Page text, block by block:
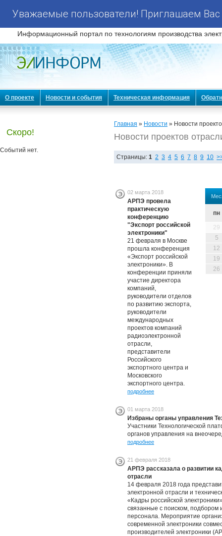
Уважаемые пользователи! Приглашаем
Информационный портал по технологиям производства
О проекте Новости и события Техническая информация
Скоро!
Событий нет.
Главная » Новости » Новости
Новости проектов
Страницы: 1 2 3 4 5 6 7 8 9 10
пн
29
5
12
19
26
02 марта 2018
АРПЭ провела
практическую
конференцию
"Экспорт российской
электроники"
21 февраля в Москве
прошла конференция
«Экспорт российской
электроники». В
конференции приняли
участие директора
компаний,
руководители отделов
по развитию экспорта,
руководители
международных
проектов компаний
радиоэлектронной
отрасли,
представители
Российского
экспортного центра и
Московского
экспортного центра.
подробнее
01 марта 2018
Избраны органы управления
Участники Технологической
органов управления на
подробнее
21 февраля 2018
АРПЭ рассказала о развитии
отрасли
14 февраля 2018 года
электронной отрасли и
«Кадры российской
связанные с поиском, подбором
персонала. Мероприятие
современной электроники
производителей электроники